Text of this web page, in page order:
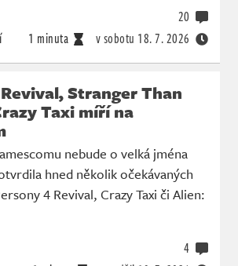
1 minuta v sobotu 18. 7. 2026
20
Stranger Than
Taxi míří na
nebude o velká jména
hned několik očekávaných
4 Revival, Crazy Taxi či Alien:
4